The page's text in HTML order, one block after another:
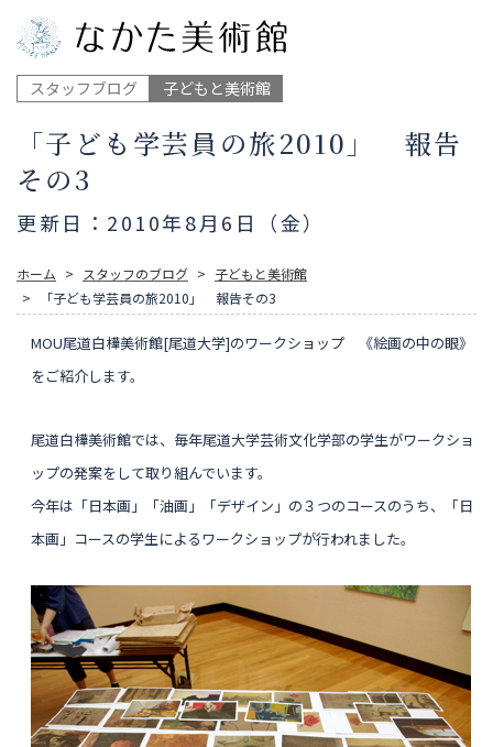
スタッフブログ 子どもと美術館
「子ども学芸員の旅2010」 報告
その3
更新日：2010年8月6日（金）
ホーム スタッフのブログ
子どもと美術館
「子ども学芸員の旅2010」 報告その3
MOU尾道白樺美術館[尾道大学]のワークショップ 《絵画の中の眼》
をご紹介します。
尾道白樺美術館では、毎年尾道大学芸術文化学部の学生がワークショ
ップの発案をして取り組んでいます。
今年は 「日本画」「油画」「デザイン」の３つのコースのうち、「日
本画」コースの学生によるワークショップが行われました。